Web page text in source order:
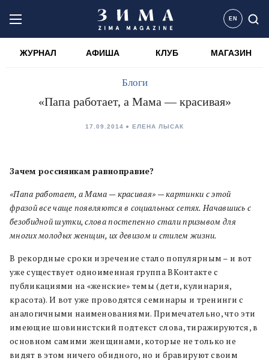
EN
ЖУРНАЛ АФИША КЛУБ МАГАЗИН
Блоги
«Папа работает, а Мама — красивая»
17.09.2014 ЕЛЕНА ЛЫСАК
Зачем россиянкам равноправие?
«Папа работает, а Мама — красивая» — картинки с этой
фразой все чаще появляются в социальных сетях. Начавшись с
безобидной шутки, слова постепенно стали призывом для
многих молодых женщин, их девизом и стилем жизни.
В рекордные сроки изречение стало популярным – и вот
уже существует одноименная группа ВКонтакте с
публикациями на «женские» темы (дети, кулинария,
красота). И вот уже проводятся семинары и тренинги с
аналогичными наименованиями. Примечательно, что эти
имеющие шовинистский подтекст слова, тиражируются, в
основном самими женщинами, которые не только не
видят в этом ничего обидного, но и бравируют своим